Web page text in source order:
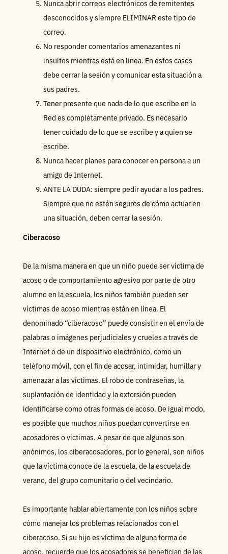
Nunca abrir correos electrónicos de remitentes
desconocidos y siempre ELIMINAR este tipo de
correo.
No responder comentarios amenazantes ni
insultos mientras está en línea. En estos casos
debe cerrar la sesión y comunicar esta situación a
sus padres.
Tener presente que nada de lo que escribe en la
Red es completamente privado. Es necesario
tener cuidado de lo que se escribe y a quien se
escribe.
Nunca hacer planes para conocer en persona a un
amigo de Internet.
ANTE LA DUDA: siempre pedir ayudar a los padres.
Siempre que no estén seguros de cómo actuar en
una situación, deben cerrar la sesión.
Ciberacoso
De la misma manera en que un niño puede ser víctima de
acoso o de comportamiento agresivo por parte de otro
alumno en la escuela, los niños también pueden ser
víctimas de acoso mientras están en línea. El
denominado “ciberacoso” puede consistir en el envío de
palabras o imágenes perjudiciales y crueles a través de
Internet o de un dispositivo electrónico, como un
teléfono móvil, con el fin de acosar, intimidar, humillar y
amenazar a las víctimas. El robo de contraseñas, la
suplantación de identidad y la extorsión pueden
identificarse como otras formas de acoso. De igual modo,
es posible que muchos niños puedan convertirse en
acosadores o victimas. A pesar de que algunos son
anónimos, los ciberacosadores, por lo general, son niños
que la víctima conoce de la escuela, de la escuela de
verano, del grupo comunitario o del vecindario.
Es importante hablar abiertamente con los niños sobre
cómo manejar los problemas relacionados con el
ciberacoso. Si su hijo es víctima de alguna forma de
acoso, recuerde que los acosadores se benefician de las